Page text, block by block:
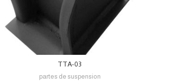
TTA-03
partes de suspension